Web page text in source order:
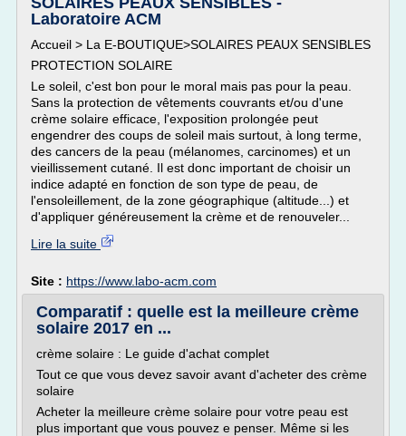
Laboratoire ACM
Accueil > La E-BOUTIQUE>SOLAIRES PEAUX SENSIBLES
PROTECTION SOLAIRE
Le soleil, c'est bon pour le moral mais pas pour la peau.
Sans la protection de vêtements couvrants et/ou d'une
crème solaire efficace, l'exposition prolongée peut
engendrer des coups de soleil mais surtout, à long terme,
des cancers de la peau (mélanomes, carcinomes) et un
vieillissement cutané. Il est donc important de choisir un
indice adapté en fonction de son type de peau, de
l'ensoleillement, de la zone géographique (altitude...) et
d'appliquer généreusement la crème et de renouveler...
Lire la suite
Site : https://www.labo-acm.com
Comparatif : quelle est la meilleure crème
solaire 2017 en ...
crème solaire : Le guide d'achat complet
Tout ce que vous devez savoir avant d'acheter des crème
solaire
Acheter la meilleure crème solaire pour votre peau est
plus important que vous pouvez e penser. Même si les